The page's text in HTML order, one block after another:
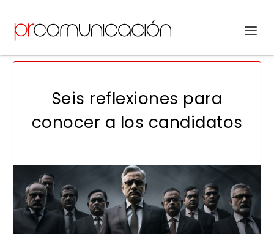
Seis reflexiones para
conocer a los candidatos